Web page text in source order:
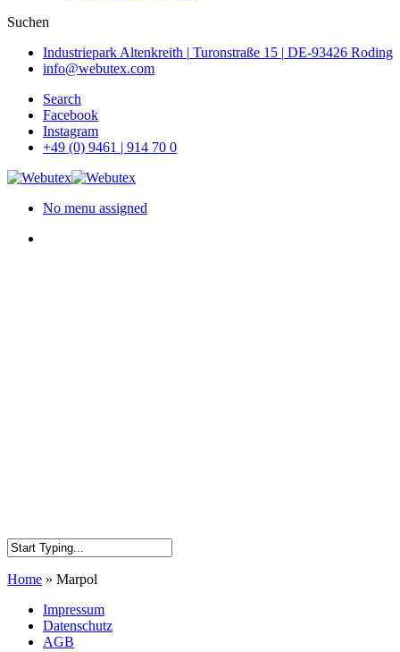
Suchen
Industriepark Altenkreith | Turonstraße 15 | DE-93426 Roding
info@webutex.com
Skip
main
content
Search
Facebook
Instagram
+49 (0) 9461 | 914 70 0
No menu assigned
Home » Marpol
Impressum
Datenschutz
AGB